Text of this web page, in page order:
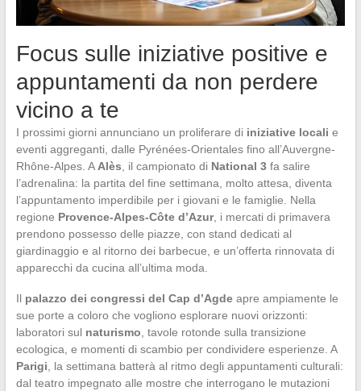
Focus sulle iniziative positive e
appuntamenti da non perdere
vicino a te
I prossimi giorni annunciano un proliferare di iniziative locali e
eventi aggreganti, dalle Pyrénées-Orientales fino all’Auvergne-
Rhône-Alpes. A Alès , il campionato di National 3fa salire
l’adrenalina: la partita del fine settimana, molto attesa, diventa
l’appuntamento imperdibile per i giovani e le famiglie. Nella
regione Provence-Alpes-Côte d’Azur, i mercati di primavera
prendono possesso delle piazze, con stand dedicati al
giardinaggio e al ritorno dei barbecue, e un’offerta rinnovata di
apparecchi da cucina all’ultima moda.
Il palazzo dei congressi del Cap d’Agdeapre ampiamente le
sue porte a coloro che vogliono esplorare nuovi orizzonti:
laboratori sul naturismo , tavole rotonde sulla transizione
ecologica, e momenti di scambio per condividere esperienze. A
Parigi , la settimana batterà al ritmo degli appuntamenti culturali:
dal teatro impegnato alle mostre che interrogano le mutazioni